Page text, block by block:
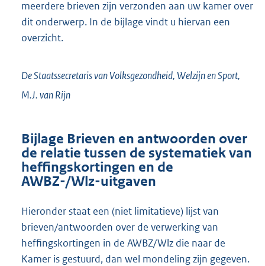
meerdere brieven zijn verzonden aan uw kamer over
dit onderwerp. In de bijlage vindt u hiervan een
overzicht.
De Staatssecretaris van Volksgezondheid, Welzijn en Sport,
M.J. vanRijn
Bijlage Brieven en antwoorden over
de relatie tussen de systematiek van
heffingskortingen en de
AWBZ-/Wlz-uitgaven
Hieronder staat een (niet limitatieve) lijst van
brieven/antwoorden over de verwerking van
heffingskortingen in de AWBZ/Wlz die naar de
Kamer is gestuurd, dan wel mondeling zijn gegeven.